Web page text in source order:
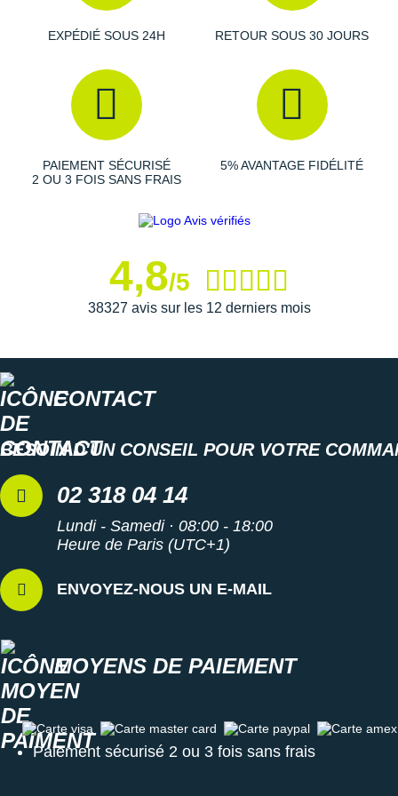
EXPÉDIÉ SOUS 24H RETOUR SOUS 30 JOURS
PAIEMENT SÉCURISÉ
2 OU 3 FOIS SANS FRAIS
5% AVANTAGE FIDÉLITÉ
4,8/5
38327 avis sur les 12 derniers mois
CONTACT
BESOIN D'UN CONSEIL POUR VOTRE
02 318 04 14
Lundi - Samedi · 08:00 - 18:00
Heure de Paris (UTC+1)
ENVOYEZ-NOUS UN E-MAIL
MOYENS DE PAIEMENT
Carte visa Carte master card Carte paypal Carte amex
Paiement sécurisé 2 ou 3 fois sans frais
PAR MARQUES
+ Voir tous les accessoires
Nike
Orca
Raidlight
Reebok
Salomon
Saucony
Scarpa
Shokz
Sidas
Smoon